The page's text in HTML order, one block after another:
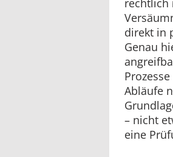
direkt in
Genau
Abläufe
– nicht
eine